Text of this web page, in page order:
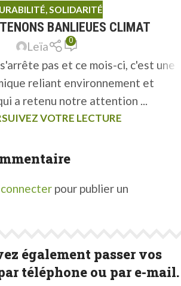
,SOLIDARITÉ
BANLIEUES CLIMAT
Leïa 0
pas et ce mois-ci, c'est une
reliant environnement et
a retenu notre attention ...
VOTRE LECTURE
pour publier un
également passer vos
téléphone ou par e-mail.